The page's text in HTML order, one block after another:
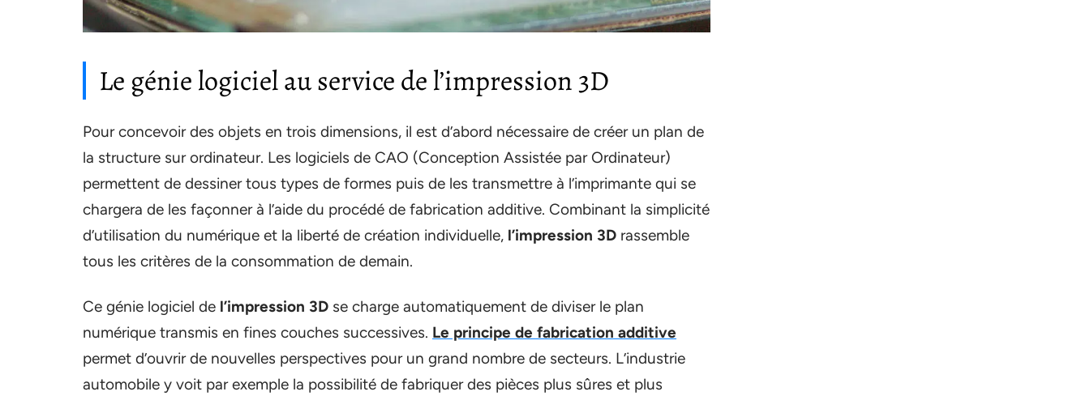
Le génie logiciel au service de l’impression 3D
Pour concevoir des objets en trois dimensions, il est d’abord nécessaire de créer un plan de
la structure sur ordinateur. Les logiciels de CAO (Conception Assistée par Ordinateur)
permettent de dessiner tous types de formes puis de les transmettre à l’imprimante qui se
chargera de les façonner à l’aide du procédé de fabrication additive. Combinant la simplicité
d’utilisation du numérique et la liberté de création individuelle, l’impression 3D rassemble
tous les critères de la consommation de demain.
Ce génie logiciel de l’impression 3D se charge automatiquement de diviser le plan
numérique transmis en fines couches successives. Le principe de fabrication additive
permet d’ouvrir de nouvelles perspectives pour un grand nombre de secteurs. L’industrie
automobile y voit par exemple la possibilité de fabriquer des pièces plus sûres et plus